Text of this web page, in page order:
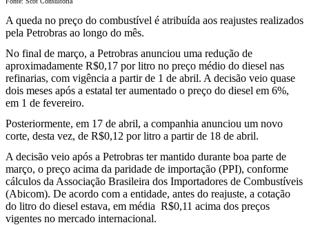
A queda no preço do combustível é atribuída aos reajustes realizados
pela Petrobras ao longo do mês.
No final de março, a Petrobras anunciou uma redução de
aproximadamente R$0,17 por litro no preço médio do diesel nas
refinarias, com vigência a partir de 1 de abril. A decisão veio quase
dois meses após a estatal ter aumentado o preço do diesel em 6%,
em 1 de fevereiro.
Posteriormente, em 17 de abril, a companhia anunciou um novo
corte, desta vez, de R$0,12 por litro a partir de 18 de abril.
A decisão veio após a Petrobras ter mantido durante boa parte de
março, o preço acima da paridade de importação (PPI), conforme
cálculos da Associação Brasileira dos Importadores de Combustíveis
(Abicom). De acordo com a entidade, antes do reajuste, a cotação
do litro do diesel estava, em média R$0,11 acima dos preços
vigentes no mercado internacional.